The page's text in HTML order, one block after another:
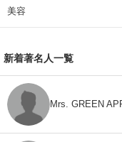
美容
新着著名人一覧
Mrs. GREEN